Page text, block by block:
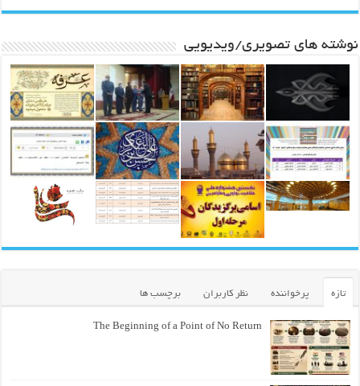
نوشته های تصویری/ویدیویی
تازه پرخواننده نظر کاربران برچسب ها
The Beginning of a Point of No Return